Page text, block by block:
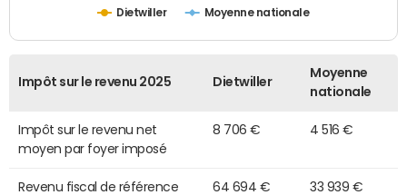
Dietwiller Moyenne nationale
Impôt sur le revenu 2025 Dietwiller
Moyenne
nationale
Impôt sur le revenu net
moyen par foyer imposé
8 706 € 4 516 €
Revenu fiscal de référence
64 694 € 33 939 €